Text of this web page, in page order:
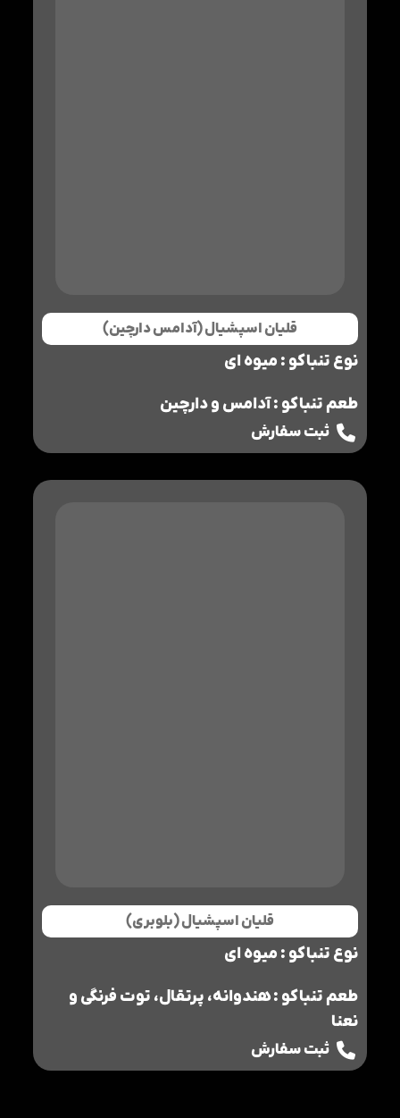
قلیان اسپشیال (آدامس دارچین)
نوع تنباکو : میوه ای
طعم تنباکو : آدامس و دارچین
ثبت سفارش
قلیان اسپشیال (بلوبری)
نوع تنباکو : میوه ای
طعم تنباکو : هندوانه، پرتقال، توت فرنگی و
نعنا
ثبت سفارش